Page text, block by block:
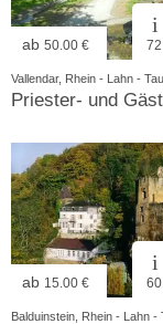
ab 50.00 € 72
Vallendar, Rhein - Lahn -
Priester- und
ab 15.00 € 60
Balduinstein, Rhein - Lahn -